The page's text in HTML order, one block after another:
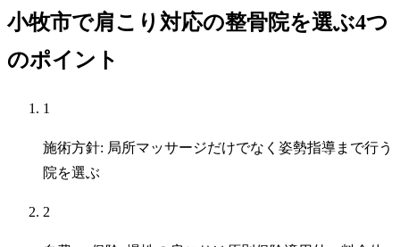
小牧市で肩こり対応の整骨院を選ぶ4つ
のポイント
1
施術方針: 局所マッサージだけでなく姿勢指導まで行う
院を選ぶ
2